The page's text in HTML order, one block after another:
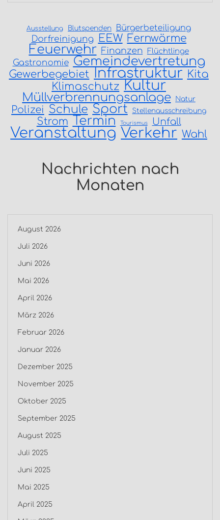
Ausstellung Blutspenden Bürgerbeteiligung
Dorfreinigung EEW Fernwärme
Feuerwehr Finanzen Flüchtlinge
Gastronomie Gemeindevertretung
Gewerbegebiet Infrastruktur Kita
Klimaschutz Kultur
Müllverbrennungsanlage Natur
Polizei Schule Sport Stellenausschreibung
Strom Termin Tourismus Unfall
Veranstaltung Verkehr Wahl
Nachrichten nach
Monaten
August 2026
Juli 2026
Juni 2026
Mai 2026
April 2026
März 2026
Februar 2026
Januar 2026
Dezember 2025
November 2025
Oktober 2025
September 2025
August 2025
Juli 2025
Juni 2025
Mai 2025
April 2025